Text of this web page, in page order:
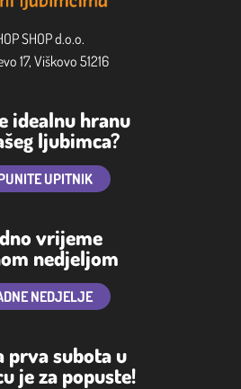
SHOP d.o.o.
17, Viškovo 51216
idealnu hranu
ljubimca?
UPITNIK
vrijeme
nedjeljom
NEDJELJE
prva subota u
je za popuste!